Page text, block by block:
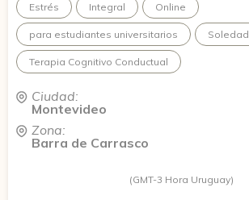
Estrés Integral Online
para estudiantes universitarios Soledad
Terapia Cognitivo Conductual
Ciudad:
Montevideo
Zona:
Barra de Carrasco
(GMT-3 Hora Uruguay)